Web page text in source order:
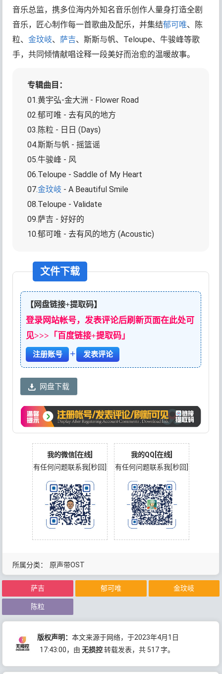
所属分类： 原声带OST
音乐总监，携多位海内外知名音乐创作人量身打造全剧
音乐，匠心制作每一首歌曲及配乐，并集结郁可唯、陈
粒、金玟岐、萨吉、斯斯与帆、Teloupe、牛骏峰等歌
手，共同倾情献唱诠释一段美好而治愈的温暖故事。
专辑曲目：
01.黄宇弘-金大洲 - Flower Road
02.郁可唯 - 去有风的地方
03.陈粒 - 日日 (Days)
04.斯斯与帆 - 摇篮谣
05.牛骏峰 - 风
06.Teloupe - Saddle of My Heart
07.金玟岐 - A Beautiful Smile
08.Teloupe - Validate
09.萨吉 - 好好的
10.郁可唯 - 去有风的地方 (Acoustic)
文件下载
【网盘链接+提取码】
登录网站帐号，发表评论后刷新页面在此处可
见>>>「百度链接+提取码」
注册账号 + 发表评论
网盘下载
我的微信[在线]
有任何问题联系我[秒回]
我的QQ[在线]
有任何问题联系我[秒回]
萨吉 郁可唯 金玟岐
陈粒
版权声明：本文来源于网络，于2023年4月1日
17:43:00，由无损控转载发表，共 517 字。